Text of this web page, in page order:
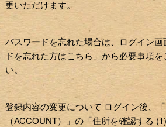
更いただけます。
パスワードを忘れた場合は、ログイン
ドを忘れた方はこちら」から必要事項を
い。
登録内容の変更について ログイン後、
（ACCOUNT）」の「住所を確認する